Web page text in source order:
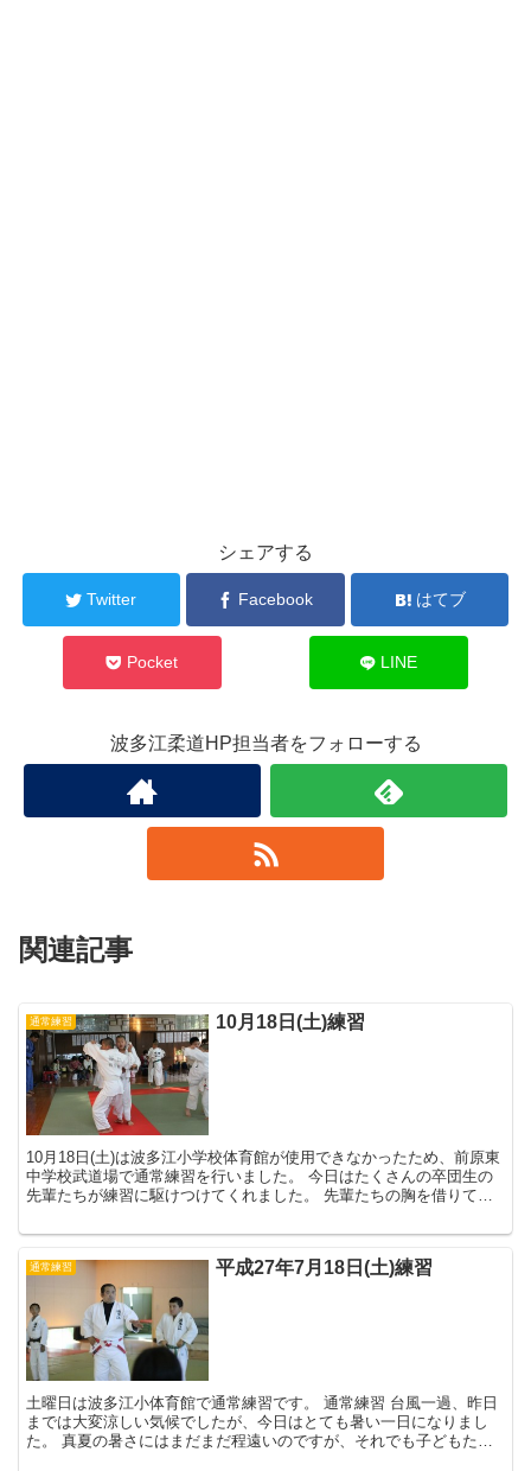
シェアする
Twitter Facebook はてブ
Pocket LINE
波多江柔道HP担当者をフォローする
関連記事
通常練習 10月18日(土)練習
10月18日(土)は波多江小学校体育館が使用できなかったため、前原東
中学校武道場で通常練習を行いました。 今日はたくさんの卒団生の
先輩たちが練習に駆けつけてくれました。 先輩たちの胸を借りて、
通常練習 平成27年7月18日(土)練習
土曜日は波多江小体育館で通常練習です。 通常練習 台風一過、昨日
までは大変涼しい気候でしたが、今日はとても暑い一日になりまし
た。 真夏の暑さにはまだまだ程遠いのですが、それでも子どもたち